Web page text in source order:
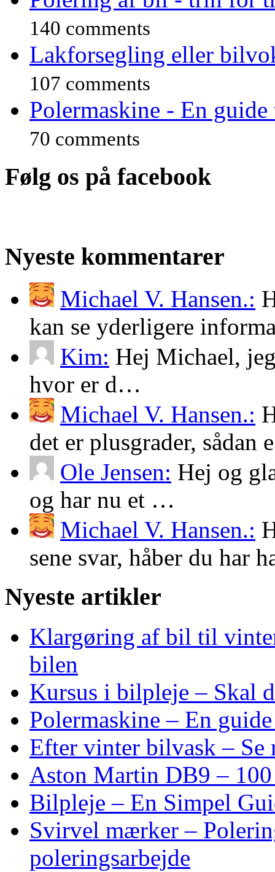
140 comments
Lakforsegling eller
107 comments
Polermaskine - En
70 comments
Følg os på facebook
Nyeste kommentarer
Michael V. Hansen.:
kan se yderligere
Kim: Hej Michael,
hvor er d…
Michael V. Hansen.:
det er plusgrader, sådan
Ole Jensen: Hej og
og har nu et …
Michael V. Hansen.:
sene svar, håber du har
Nyeste artikler
Klargøring af bil til
bilen
Kursus i bilpleje – Skal
Polermaskine – En
Efter vinter bilvask – Se
Aston Martin DB9 –
Bilpleje – En Simpel
Svirvel mærker –
poleringsarbejde